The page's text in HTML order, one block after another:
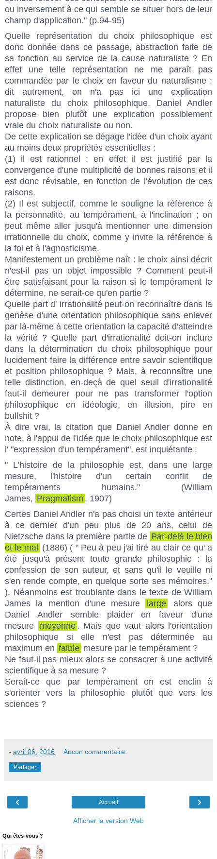
ou inversement à ce qui semble se situer hors de leur
champ d'application." (p.94-95)
Quelle représentation du choix philosophique est
donc donnée dans ce passage, abstraction faite de
sa fonction au service de la cause naturaliste ? En
effet une telle représentation ne me paraît pas
commandée par le choix en faveur du naturalisme ;
dit autrement, on n'a pas ici une explication
naturaliste du choix philosophique, Daniel Andler
propose bien plutôt une explication possiblement
vraie du choix naturaliste ou non.
De cette explication se dégage l'idée d'un choix ayant
au moins deux propriétés essentielles :
(1) il est rationnel : en effet il est justifié par la
convergence d'une multiplicité de bonnes raisons et il
est donc révisable, en fonction de l'évolution de ces
raisons.
(2) Il est subjectif, comme le souligne la référence à
la personnalité, au tempérament, à l'inclination ; on
peut même aller jusqu'à mentionner une dimension
irrationnelle du choix, comme y invite la référence à
la foi et à l'agnosticisme.
Manifestement un problème naît : le choix ainsi décrit
n'est-il pas un objet impossible ? Comment peut-il
être satisfaisant pour la raison si le tempérament le
détermine, ne serait-ce qu'en partie ?
Quelle part d' irrationalité peut-on reconnaître dans la
genèse d'une orientation philosophique sans enlever
par là-même à cette orientation la capacité d'atteindre
la vérité ? Quelle part d'irrationalité doit-on inclure
dans la détermination du choix philosophique pour
lucidement faire la différence entre savoir scientifique
et position philosophique ? Mais, à reconnaître une
telle distinction, en-deçà de quel seuil d'irrationalité
faut-il demeurer pour ne pas transformer l'option
philosophique en idéologie, en illusion, pire en
bullshit ?
À dire vrai, la citation que Daniel Andler donne en
note, à l'appui de l'idée que le choix philosophique est
l' "expression d'un tempérament", est inquiétante :
" L'histoire de la philosophie est, dans une large
mesure, l'histoire d'un certain conflit de
tempéraments humains." (William
James, Pragmatism , 1907)
Certes Daniel Andler n'a pas choisi un texte antérieur
à ce dernier d'un peu plus de 20 ans, celui de
Nietzsche dans la première partie de Par-delà le bien
et le mal
(1886) ( " Peu à peu j'ai tiré au clair ce qu' a
été jusqu'à présent toute grande philosophie : la
confession de son auteur, et sans qu'il le veuille ni
s'en rende compte, en quelque sorte ses mémoires."
). Néanmoins est troublante dans le texte de William
James la mention d'une mesure
large
alors que
Daniel Andler semble plaider en faveur d'une
mesure
moyenne . Mais que vaut alors l'orientation
philosophique si elle n'est pas déterminée au
maximum en faible mesure par le tempérament ?
Ne faut-il pas mieux alors se consacrer à une activité
scientifique à sa mesure ?
Serait-ce que par tempérament on est enclin à
s'orienter vers la philosophie plutôt que vers les
sciences ?
- avril 06, 2016 Aucun commentaire:
Partager
‹ ›
Accueil
Afficher la version Web
Qui êtes-vous ?